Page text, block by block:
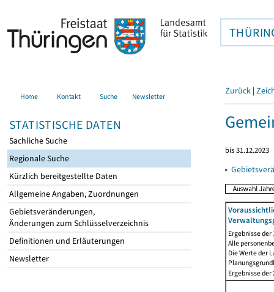
Home Kontakt Suche Newsletter
STATISTISCHE DATEN
Sachliche Suche
Regionale Suche
Kürzlich bereitgestellte Daten
Allgemeine Angaben, Zuordnungen
Gebietsveränderungen,
Änderungen zum Schlüsselverzeichnis
Definitionen und Erläuterungen
Newsletter
Zurück |
bis 31.12.2023
▸
Ergebnisse
Alle
Die Werte der
Ergebnisse